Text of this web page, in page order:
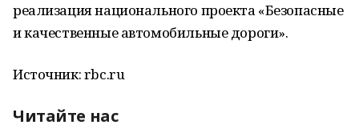
реализация национального проекта «Безопасные
и качественные автомобильные дороги».
Источник: rbc.ru
Читайте нас